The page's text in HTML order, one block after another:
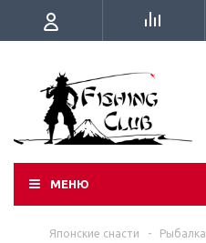
МЕНЮ
Японские снасти - Рыбалка